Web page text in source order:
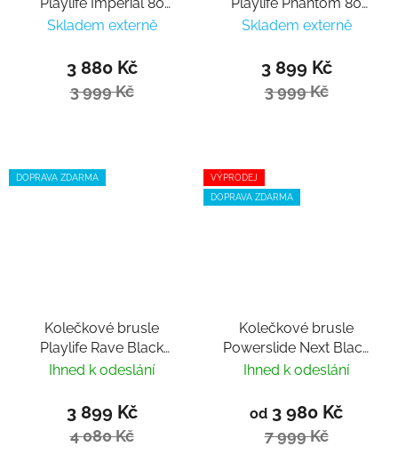
Playlife Imperial 80
Fuchsia
Skladem externě
3 880 Kč
3 999 Kč
Playlife Phantom 80
Black
Skladem externě
3 899 Kč
3 999 Kč
DOPRAVA ZDARMA
Kolečkové brusle
Playlife Rave Black
Trinity 80
Ihned k odeslání
3 899 Kč
4 080 Kč
VÝPRODEJ
DOPRAVA ZDARMA
Kolečkové brusle
Powerslide Next Black
Red 110 Trinity
Ihned k odeslání
od 3 980 Kč
7 999 Kč